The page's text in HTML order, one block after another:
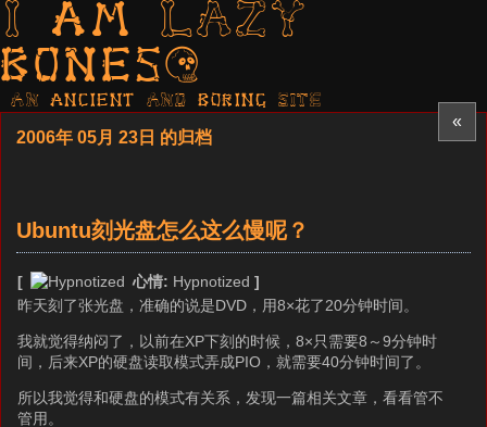
I am LAZY
bones?
AN ancient AND boring SITE
«
2006年 05月 23日 的归档
Ubuntu刻光盘怎么这么慢呢？
[ 心情: Hypnotized]
昨天刻了张光盘，准确的说是DVD，用8×花了20分钟时间。
我就觉得纳闷了，以前在XP下刻的时候，8×只需要8～9分钟时
间，后来XP的硬盘读取模式弄成PIO，就需要40分钟时间了。
所以我觉得和硬盘的模式有关系，发现一篇相关文章，看看管不
管用。